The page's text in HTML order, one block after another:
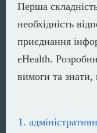
Перша
необхідність
приєднання
eHealth.
вимоги та